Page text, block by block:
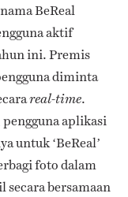
BeReal
aktif
ini. Premis
diminta
real-time.
pengguna aplikasi
untuk ‘BeReal’
foto dalam
secara bersamaan